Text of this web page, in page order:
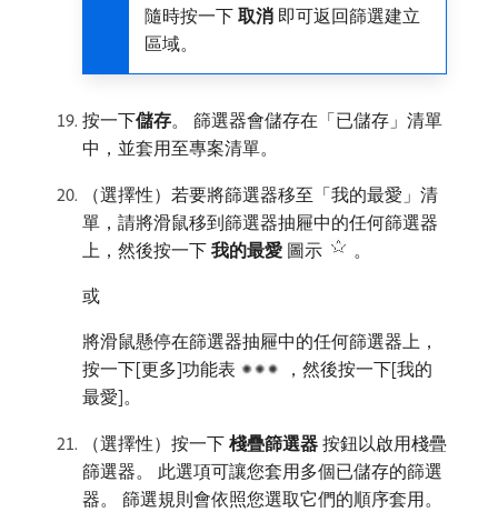
隨時按一下​ 取消 ​即可返回篩選建立
區域。
按一下​儲存。 篩選器會儲存在「已儲存」清單
中，並套用至專案清單。
（選擇性）若要將篩選器移至「我的最愛」清
單，請將滑鼠移到篩選器抽屜中的任何篩選器
上，然後按一下​ 我的最愛 ​圖示 。
或
將滑鼠懸停在篩選器抽屜中的任何篩選器上，
按一下[更多]功能表
，然後按一下[我的
最愛]​。
（選擇性）按一下​ 棧疊篩選器 ​按鈕以啟用棧疊
篩選器。 此選項可讓您套用多個已儲存的篩選
器。 篩選規則會依照您選取它們的順序套用。